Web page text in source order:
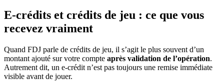
E-crédits et crédits de jeu : ce que vous
recevez vraiment
Quand FDJ parle de crédits de jeu, il s’agit le plus souvent d’un
montant ajouté sur votre compte après validation de l’opération.
Autrement dit, un e-crédit n’est pas toujours une remise immédiate
visible avant de jouer.